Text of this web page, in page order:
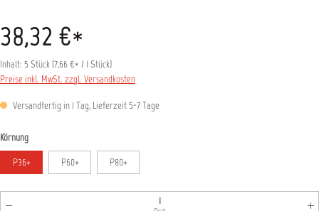
38,32 €*
Inhalt: 5 Stück (7,66 €* / 1 Stück)
Preise inkl. MwSt. zzgl. Versandkosten
Versandfertig in 1 Tag, Lieferzeit 5-7 Tage
Körnungauswählen
P36+ P60+ P80+
Produkt Anzahl: Gib den gewünschten Wert ein oder